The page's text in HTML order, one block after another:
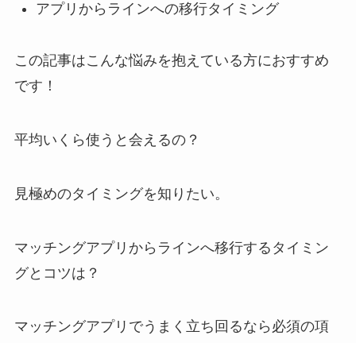
アプリからラインへの移行タイミング
この記事はこんな悩みを抱えている方におすすめ
です！
平均いくら使うと会えるの？
見極めのタイミングを知りたい。
マッチングアプリからラインへ移行するタイミン
グとコツは？
マッチングアプリでうまく立ち回るなら必須の項